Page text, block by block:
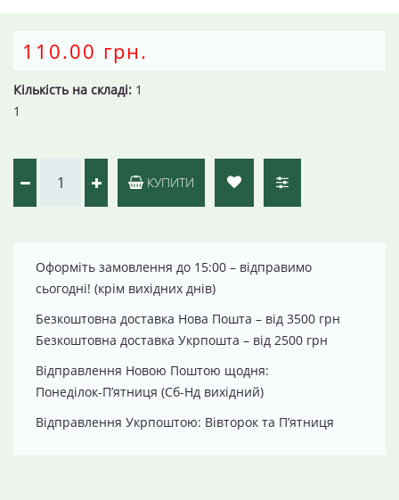
110.00 грн.
Кількість на складі: 1
1
КУПИТИ
Оформіть замовлення до 15:00 – відправимо
сьогодні! (крім вихідних днів)
Безкоштовна доставка Нова Пошта – від 3500 грн
Безкоштовна доставка Укрпошта – від 2500 грн
Відправлення Новою Поштою щодня:
Понеділок-П’ятниця (Сб-Нд вихідний)
Відправлення Укрпоштою: Вівторок та П’ятниця